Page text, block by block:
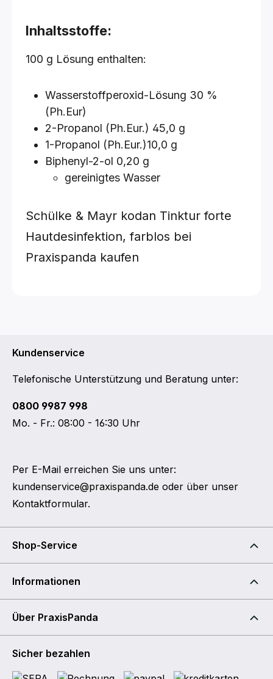
Inhaltsstoffe:
100 g Lösung enthalten:
Wasserstoffperoxid-Lösung 30 %
(Ph.Eur)
2-Propanol (Ph.Eur.) 45,0 g
1-Propanol (Ph.Eur.)10,0 g
Biphenyl-2-ol 0,20 g
gereinigtes Wasser
Schülke & Mayr kodan Tinktur forte
Hautdesinfektion, farblos bei
Praxispanda kaufen
Kundenservice
Telefonische Unterstützung und Beratung unter:
0800 9987 998
Mo. - Fr.: 08:00 - 16:30 Uhr
Per E-Mail erreichen Sie uns unter:
kundenservice@praxispanda.de oder über unser
Kontaktformular.
Shop-Service
Informationen
Über PraxisPanda
Sicher bezahlen